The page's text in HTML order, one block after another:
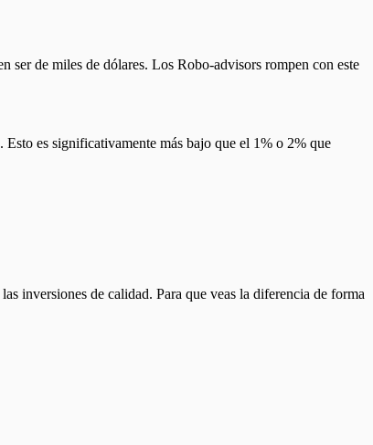
ser de miles de dólares. Los Robo-advisors rompen con este
es significativamente más bajo que el 1% o 2% que
inversiones de calidad. Para que veas la diferencia de forma